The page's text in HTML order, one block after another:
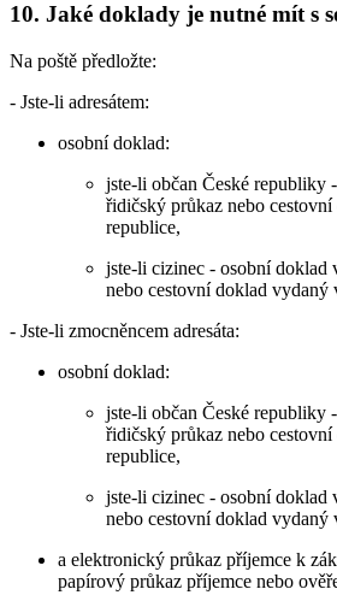
10. Jaké doklady je nutné mít s
Na poště předložte:
- Jste-li adresátem:
osobní doklad:
jste-li občan České republiky
řidičský průkaz nebo
republice,
jste-li cizinec - osobní doklad
nebo cestovní doklad vydaný
- Jste-li zmocněncem adresáta:
osobní doklad:
jste-li občan České republiky
řidičský průkaz nebo
republice,
jste-li cizinec - osobní doklad
nebo cestovní doklad vydaný
a elektronický průkaz příjemce k
papírový průkaz příjemce nebo